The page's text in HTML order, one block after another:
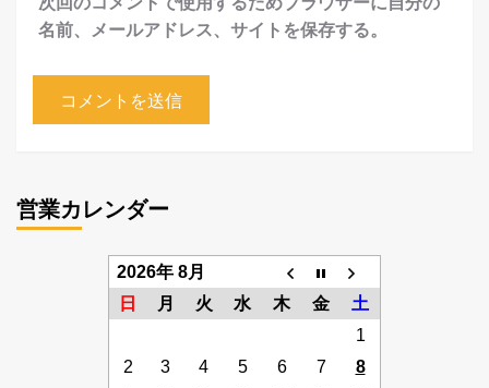
名前、メールアドレス、サイトを保存する。
営業カレンダー
2026年 8月
日
月 火 水 木 金
土
1
2
3 4 5 6 7
8